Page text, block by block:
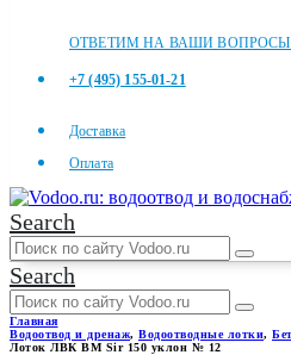
ОТВЕТИМ НА ВАШИ
+7 (495) 155-01-21
Доставка
Оплата
Search
Search
Главная
Водоотвод и дренаж, Водоотводные лотки,
Лоток ЛВК ВМ Sir 150 уклон № 12